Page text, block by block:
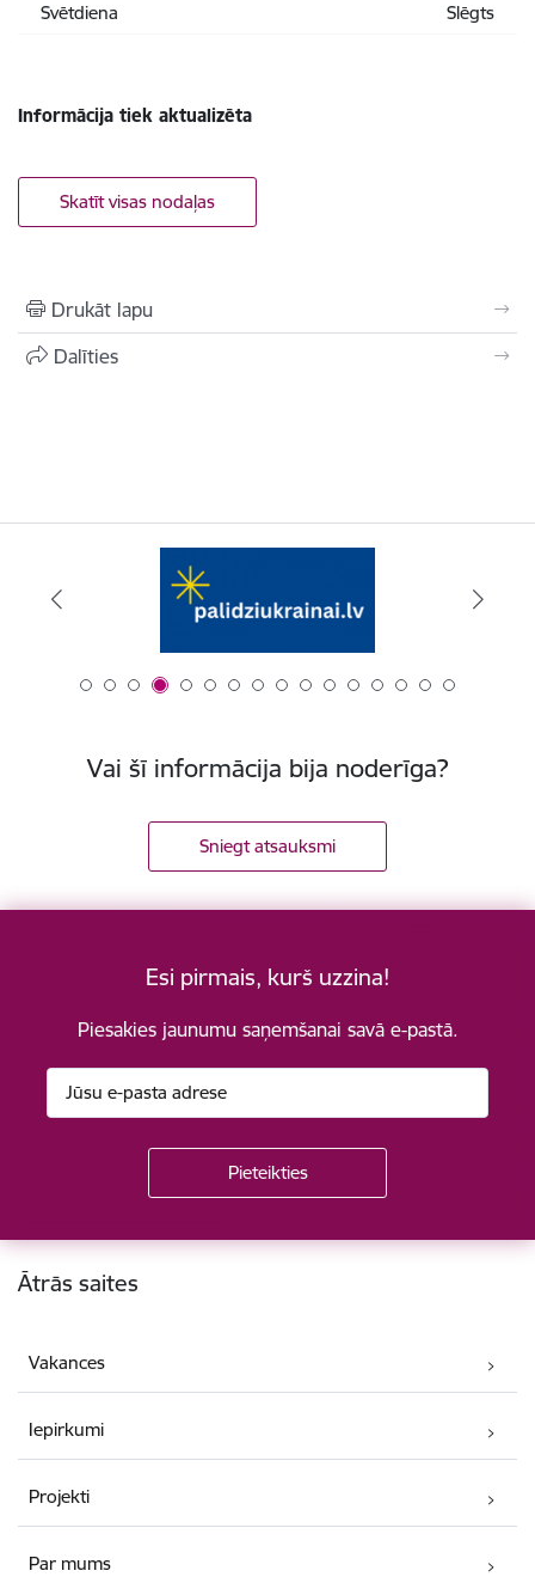
Svētdiena
Slēgts
Informācija tiek aktualizēta
Skatīt visas nodaļas
Drukāt lapu
Dalīties
Vai šī informācija bija noderīga?
Sniegt atsauksmi
Esi pirmais, kurš uzzina!
Piesakies jaunumu saņemšanai savā e-pastā.
Kājene
Ātrās saites
Vakances
Iepirkumi
Projekti
Par mums